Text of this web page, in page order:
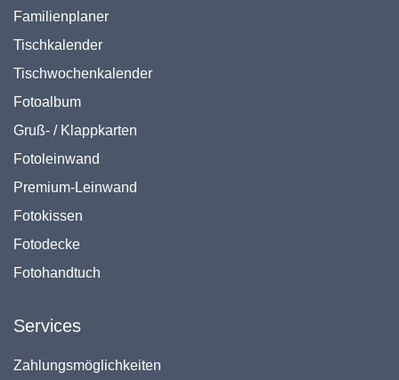
Familienplaner
Tischkalender
Tischwochenkalender
Fotoalbum
Gruß- / Klappkarten
Fotoleinwand
Premium-Leinwand
Fotokissen
Fotodecke
Fotohandtuch
Services
Zahlungsmöglichkeiten